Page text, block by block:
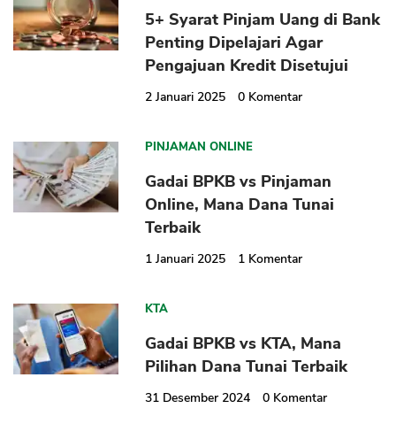
5+ Syarat Pinjam Uang di Bank
Penting Dipelajari Agar
Pengajuan Kredit Disetujui
2 Januari 2025 0 Komentar
PINJAMAN ONLINE
Gadai BPKB vs Pinjaman
Online, Mana Dana Tunai
Terbaik
1 Januari 2025 1 Komentar
KTA
Gadai BPKB vs KTA, Mana
Pilihan Dana Tunai Terbaik
31 Desember 2024 0 Komentar